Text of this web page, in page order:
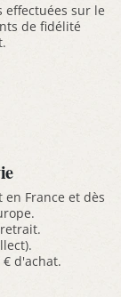
effectuées sur le
de fidélité
en France et dès
d'achat.